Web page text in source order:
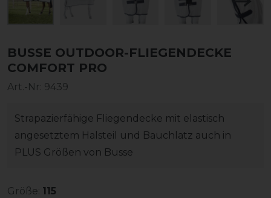
BUSSE OUTDOOR-FLIEGENDECKE
COMFORT PRO
Art.-Nr: 9439
Strapazierfähige Fliegendecke mit elastisch
angesetztem Halsteil und Bauchlatz auch in
PLUS Größen von Busse
Größe: 115